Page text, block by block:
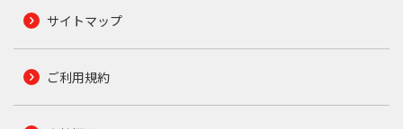
サイトマップ
ご利用規約